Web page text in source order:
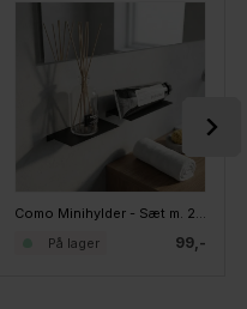
Como Minihylder - Sæt m. 2 stk. smalle - Sort
99,-
På lager